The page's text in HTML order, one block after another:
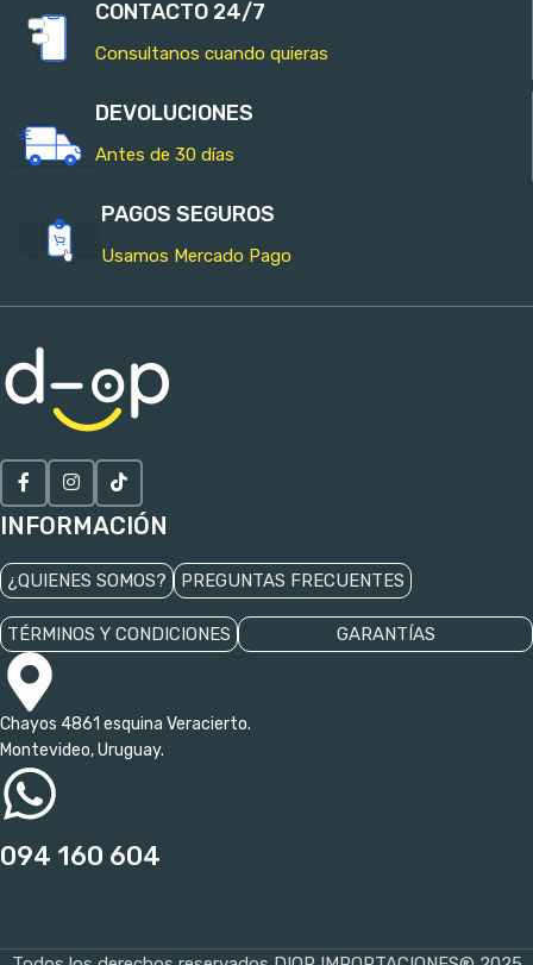
CONTACTO 24/7
Consultanos cuando quieras
DEVOLUCIONES
Antes de 30 días
PAGOS SEGUROS
Usamos Mercado Pago
INFORMACIÓN
¿QUIENES SOMOS? PREGUNTAS FRECUENTES
TÉRMINOS Y CONDICIONES GARANTÍAS
Chayos 4861 esquina Veracierto.
Montevideo, Uruguay.
094 160 604